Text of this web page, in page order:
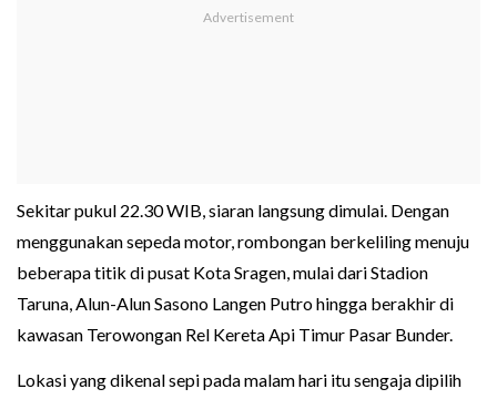
Sekitar pukul 22.30 WIB, siaran langsung dimulai. Dengan
menggunakan sepeda motor, rombongan berkeliling menuju
beberapa titik di pusat Kota Sragen, mulai dari Stadion
Taruna, Alun-Alun Sasono Langen Putro hingga berakhir di
kawasan Terowongan Rel Kereta Api Timur Pasar Bunder.
Lokasi yang dikenal sepi pada malam hari itu sengaja dipilih